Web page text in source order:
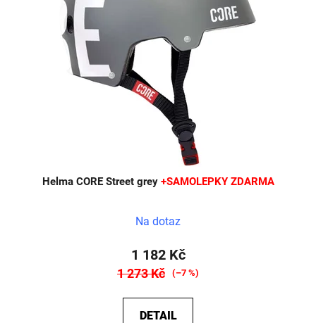
Helma CORE Street grey +SAMOLEPKY ZDARMA
Na dotaz
1 182 Kč
1 273 Kč (–7 %)
DETAIL